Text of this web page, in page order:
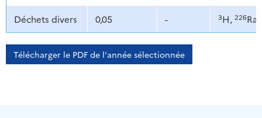
Déchets divers 0,05 - 3H, 226Ra,
Télécharger le PDF de l'année sélectionnée